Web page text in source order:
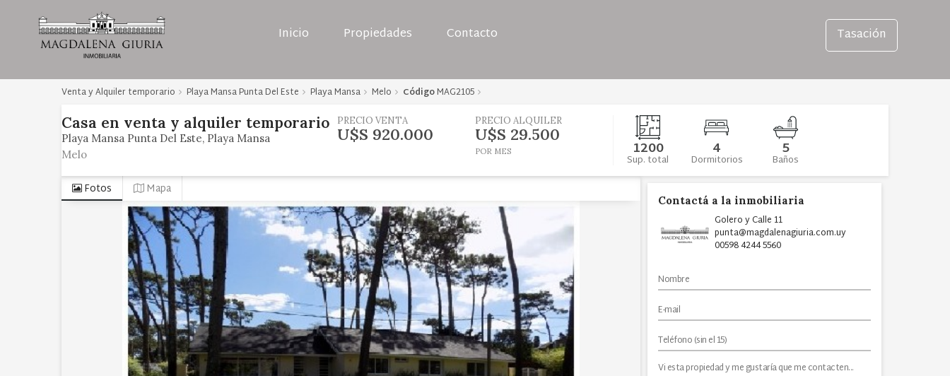
Inicio Propiedades Contacto Tasación
Venta y Alquiler temporario Playa Mansa Punta Del Este Playa Mansa Melo CódigoMAG2105
Casa en venta y alquiler temporario
Playa Mansa Punta Del Este Playa Mansa
Melo
PRECIO VENTA
U$S 920.000
PRECIO ALQUILER
U$S 29.500
POR MES 1200
Sup. total 4
Dormitorios 5
Baños
Fotos Mapa
Contactá a la inmobiliaria
Golero y Calle 11
punta@magdalenagiuria.com.uy
00598 4244 5560